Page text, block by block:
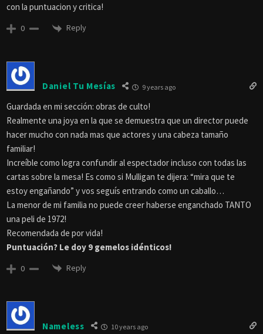
con la puntuacion y critica!
0 Reply
Daniel Tu Mesías 9 years ago
Guardada en mi sección: obras de culto!
Realmente una joya en la que se demuestra que un director puede
hacer mucho con nada mas que actores y una cabeza tamaño
familiar!
Increíble como logra confundir al espectador incluso con todas las
cartas sobre la mesa! Es como si Mulligan te dijera: “mira que te
estoy engañando” y vos seguís entrando como un caballo…
La menor de mi familia no puede creer haberse enganchado TANTO
una peli de 1972!
Recomendada de por vida!
Puntuación? Le doy 9 gemelos idénticos!
0 Reply
Nameless 10 years ago